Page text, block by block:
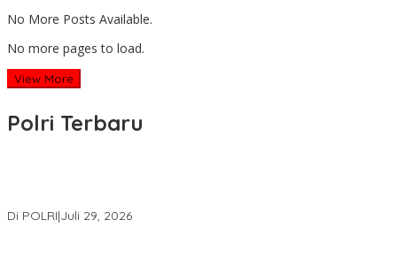
No More Posts Available.
No more pages to load.
View More
Polri Terbaru
Di POLRI|Juli 29, 2026